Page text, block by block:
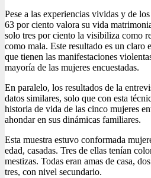
Pese a las experiencias vividas y de
63 por ciento valora su vida
solo tres por ciento la visibiliza como
como mala. Este resultado es un claro
que tienen las manifestaciones
mayoría de las mujeres encuestadas.
En paralelo, los resultados de la
datos similares, solo que con esta
historia de vida de las cinco mujeres
ahondar en sus dinámicas familiares.
Esta muestra estuvo conformada
edad, casadas. Tres de ellas tenían
mestizas. Todas eran amas de casa,
tres, con nivel secundario.